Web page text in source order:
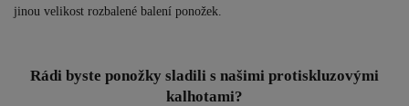
jinou velikost rozbalené balení ponožek.
Rádi byste ponožky sladili s našimi protiskluzovými
kalhotami?